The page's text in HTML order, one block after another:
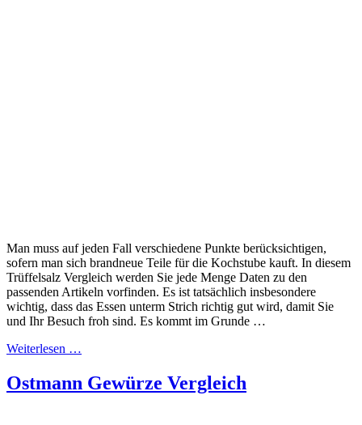
Man muss auf jeden Fall verschiedene Punkte berücksichtigen,
sofern man sich brandneue Teile für die Kochstube kauft. In diesem
Trüffelsalz Vergleich werden Sie jede Menge Daten zu den
passenden Artikeln vorfinden. Es ist tatsächlich insbesondere
wichtig, dass das Essen unterm Strich richtig gut wird, damit Sie
und Ihr Besuch froh sind. Es kommt im Grunde …
Weiterlesen …
Ostmann Gewürze Vergleich